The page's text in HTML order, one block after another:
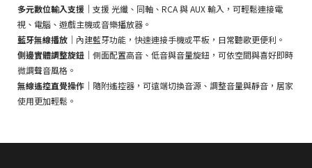
多元數位輸入支援 ｜支援 光纖、同軸、RCA 與 AUX 輸入，可輕鬆連接電
視、電腦、遊戲主機或音樂播放器。
藍牙無線播放 ｜內建藍牙功能，快速連接手機或平板，日常聽歌更便利。
側邊實體調整旋鈕 ｜側面配置高音、低音與音量旋鈕，可依空間與喜好即時
微調聲音風格。
無線遙控直覺操作 ｜隨附遙控器，可遠端切換音源、調整音量與靜音，居家
使用更加輕鬆。